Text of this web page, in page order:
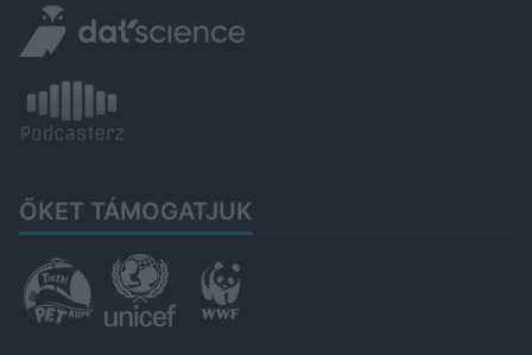
ŐKET TÁMOGATJUK